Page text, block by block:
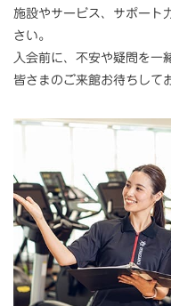
施設やサービス、サポート
さい。
入会前に、不安や疑問を一
皆さまのご来館お待ちして